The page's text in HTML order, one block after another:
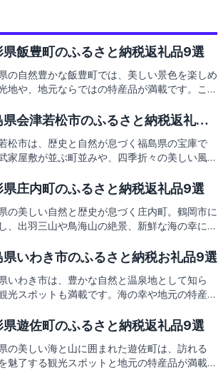
県飯豊町のふるさと納税返礼品9選
の自然豊かな飯豊町では、美しい景色を楽しめ
地や、地元ならではの特産品が満載です。この
と納税の返礼品についてご紹介します。お楽し
県会津若松市のふるさと納税返礼品9
松市は、歴史と自然が息づく福島県の宝庫で
家屋敷が並ぶ町並みや、四季折々の美しい風景
きるふるさと納税では、そんな会津の魅力が詰
礼品があるのか、ご期待ください。
県庄内町のふるさと納税返礼品9選
の美しい自然と歴史が息づく庄内町。鶴岡市に
、出羽三山や鳥海山の絶景、新鮮な海の幸に恵
か？庄内町からの心温まる返礼品もお楽しみ
県いわき市のふるさと納税お礼品9選
いわき市は、豊かな自然と温泉地として知ら
光スポットも満載です。海の幸や地元の特産品
味わえるご当地グルメや、ふるさと納税の返礼
県遊佐町のふるさと納税返礼品9選
の美しい海と山に囲まれた遊佐町は、訪れる
魅了する観光スポットと地元の特産品が満載で